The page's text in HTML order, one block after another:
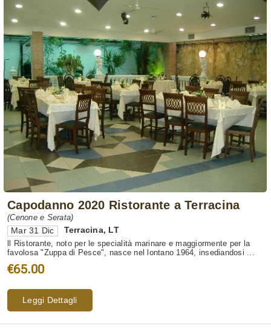
Capodanno 2020 Ristorante a Terracina
(Cenone e Serata)
Mar 31 Dic Terracina, LT
ll Ristorante, noto per le specialità marinare e maggiormente per la
favolosa "Zuppa di Pesce", nasce nel lontano 1964, insediandosi ...
€65.00
Leggi Dettagli